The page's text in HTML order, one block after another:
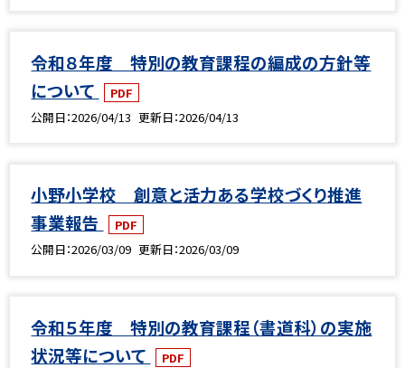
令和８年度 特別の教育課程の編成の方針等
について
PDF
公開日 2026/04/13 更新日 2026/04/13
小野小学校 創意と活力ある学校づくり推進
事業報告
PDF
公開日 2026/03/09 更新日 2026/03/09
令和５年度 特別の教育課程（書道科）の実施
状況等について
PDF